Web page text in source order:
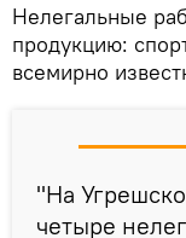
Нелегальные
продукцию:
всемирно
"На
четыре